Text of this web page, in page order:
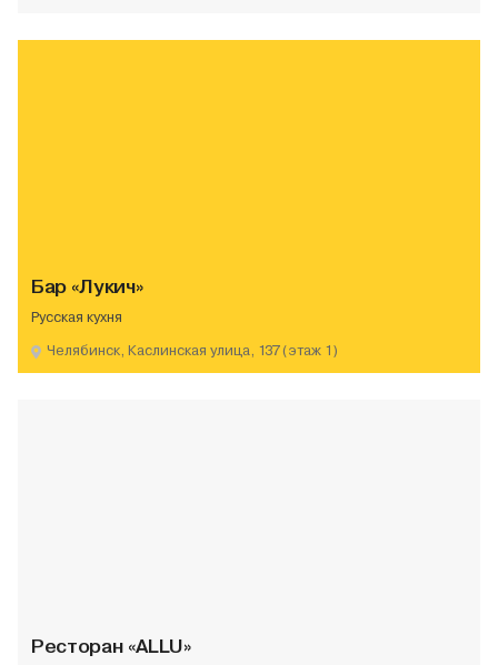
Бар «Лукич»
Русская кухня
Челябинск, Каслинская улица, 137 (этаж 1)
Ресторан «ALLU»